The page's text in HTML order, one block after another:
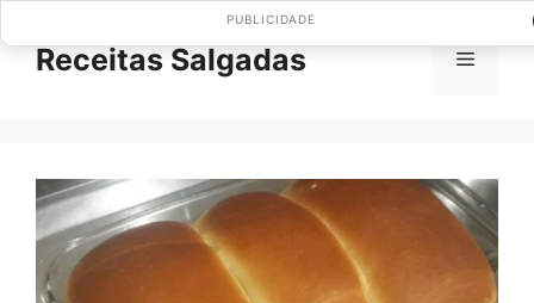
paraReceitas Salgadas Menu
PUBLICIDADE